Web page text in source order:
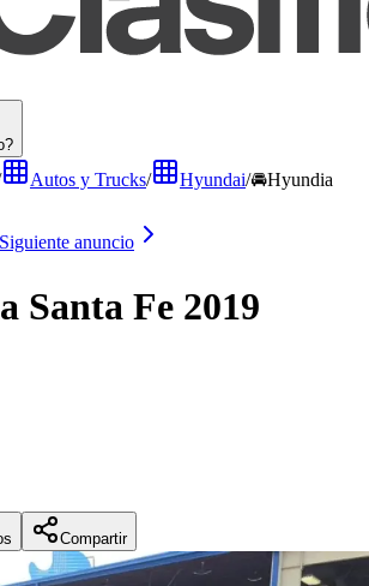
Autos y Trucks/ Hyundai/🚘Hyundia
Siguiente anuncio
Santa Fe 2019
Compartir